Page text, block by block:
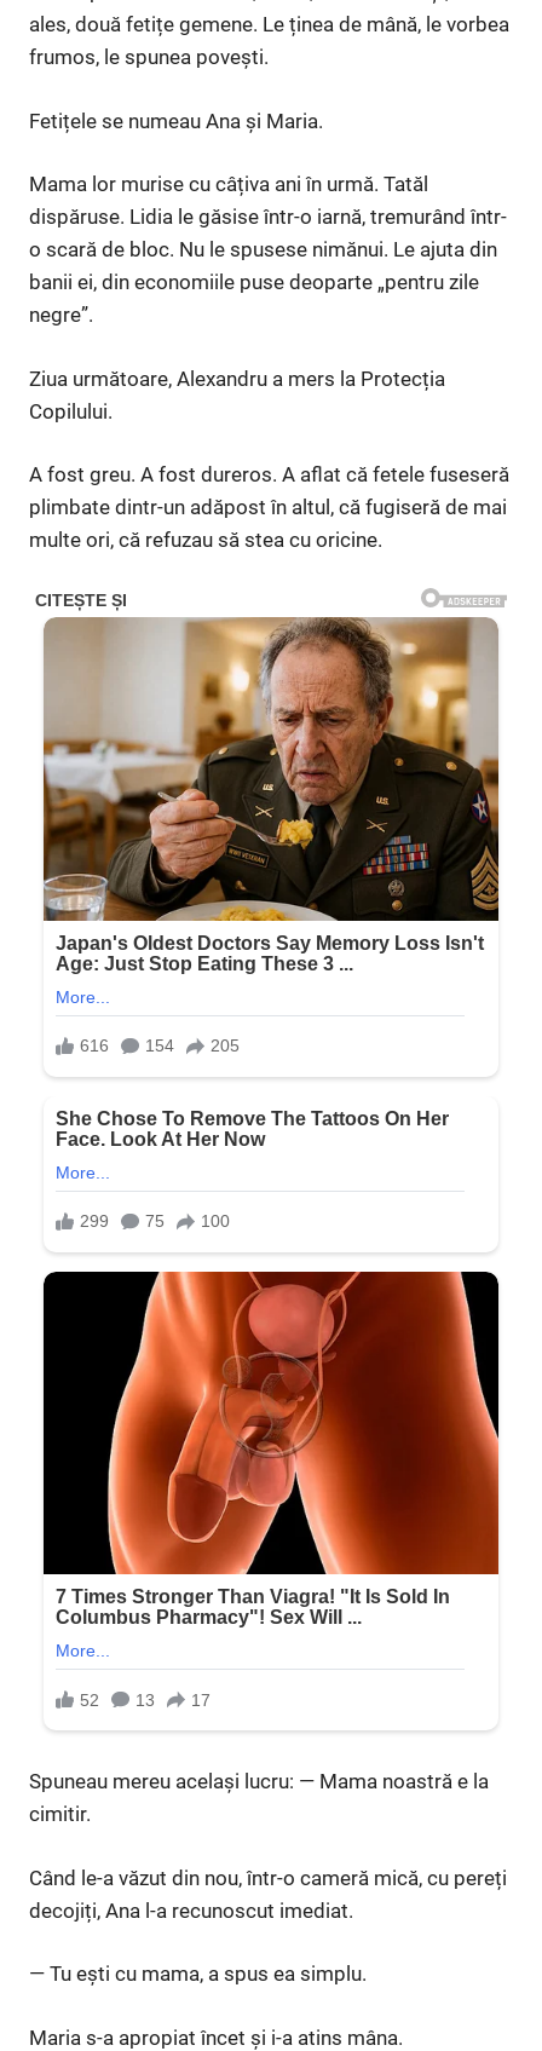
ales, două fetițe gemene. Le ținea de mână, le vorbea
frumos, le spunea povești.
Fetițele se numeau Ana și Maria.
Mama lor murise cu câțiva ani în urmă. Tatăl
dispăruse. Lidia le găsise într-o iarnă, tremurând într-
o scară de bloc. Nu le spusese nimănui. Le ajuta din
banii ei, din economiile puse deoparte „pentru zile
negre”.
Ziua următoare, Alexandru a mers la Protecția
Copilului.
A fost greu. A fost dureros. A aflat că fetele fuseseră
plimbate dintr-un adăpost în altul, că fugiseră de mai
multe ori, că refuzau să stea cu oricine.
Spuneau mereu același lucru: — Mama noastră e la
cimitir.
Când le-a văzut din nou, într-o cameră mică, cu pereți
decojiți, Ana l-a recunoscut imediat.
— Tu ești cu mama, a spus ea simplu.
Maria s-a apropiat încet și i-a atins mâna.